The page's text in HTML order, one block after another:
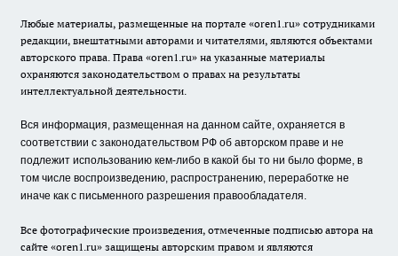
Любые материалы, размещенные на портале «oren1.ru» сотрудниками
редакции, внештатными авторами и читателями, являются объектами
авторского права. Права «oren1.ru» на указанные материалы
охраняются законодательством о правах на результаты
интеллектуальной деятельности.
Вся информация, размещенная на данном сайте, охраняется в
соответствии с законодательством РФ об авторском праве и не
подлежит использованию кем-либо в какой бы то ни было форме, в
том числе воспроизведению, распространению, переработке не
иначе как с письменного разрешения правообладателя.
Все фотографические произведения, отмеченные подписью автора на
сайте «oren1.ru» защищены авторским правом и являются